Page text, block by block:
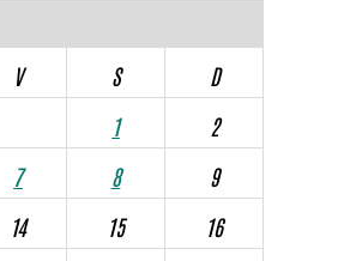
V S
D
1
2
7 8
9
14 15
16